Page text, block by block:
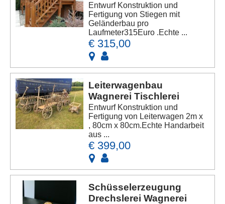
Entwurf Konstruktion und
Fertigung von Stiegen mit
Geländerbau pro
Laufmeter315Euro .Echte ...
€ 315,00
Leiterwagenbau
Wagnerei Tischlerei
Entwurf Konstruktion und
Fertigung von Leiterwagen 2m x
, 80cm x 80cm.Echte Handarbeit
aus ...
€ 399,00
Schüsselerzeugung
Drechslerei Wagnerei